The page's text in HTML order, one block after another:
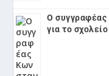
Ο συγγραφέας
για το